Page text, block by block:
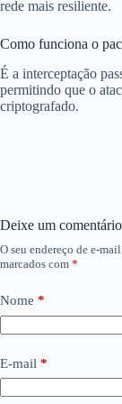
rede mais resiliente.
Como funciona o
É a interceptação
permitindo que o
criptografado.
Deixe um comentário
O seu endereço de e-
marcados com *
Nome *
E-mail *